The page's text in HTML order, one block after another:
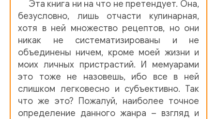
Deti_Galaktiki_10
Deti_Galaktiki_11
Deti_Galaktiki_12
Deti_Galaktiki_13
Deti_Galaktiki_14
Эта книга ни на что не претендует. Она,
безусловно, лишь отчасти кулинарная,
хотя в ней множество рецептов, но они
никак не систематизированы и не
объединены ничем, кроме моей жизни и
моих личных пристрастий. И мемуарами
это тоже не назовешь, ибо все в ней
слишком легковесно и субъективно. Так
что же это? Пожалуй, наиболее точное
определение данного жанра – взгляд и